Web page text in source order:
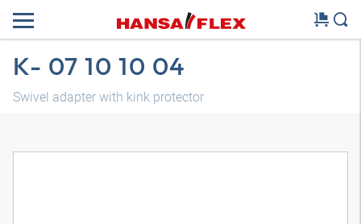
K- 07 10 10 04
Swivel adapter with kink protector